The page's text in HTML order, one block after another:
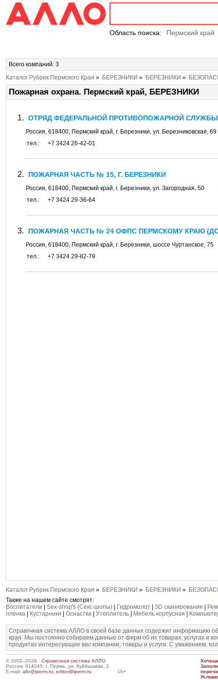
Область поиска: Пермский край
Всего компаний: 3
Каталог Рубрик Пермского Края » БЕРЕЗНИКИ » БЕРЕЗНИКИ »
Пожарная охрана. Пермский край, БЕРЕЗНИКИ
ОТРЯД ФЕДЕРАЛЬНОЙ ПРОТИВОПОЖАРНОЙ СЛУЖБЫ
Россия, 618400, Пермский край, г. Березники, ул. Березниковская, 69
тел.:
+7 3424 26-42-01
ПОЖАРНАЯ ЧАСТЬ № 15, Г. БЕРЕЗНИКИ
Россия, 618400, Пермский край, г. Березники, ул. Загородная, 50
тел.:
+7 3424 29-36-64
ПОЖАРНАЯ ЧАСТЬ № 24 ОФПС ПЕРМСКОМУ КРАЮ
Россия, 618400, Пермский край, г. Березники, шоссе Чуртанское, 75
тел.:
+7 3424 29-82-79
Каталог Рубрик Пермского Края » БЕРЕЗНИКИ » БЕРЕЗНИКИ »
Также на нашем сайте смотрят:
Воспитатели
Sex-shop's (Секс-шопы) Гидромолот 3D сканирование
пленка
Кустарники Оснастка Утеплитель Мебель корпусная
Справочная система АЛЛО в своей базе данных содержит информацию
края. Мы постоянно собираем данные от фирм об их товарах, услугах и
продуктах интересующие вас компании, товары и услуги. С уважением,
© 2002–2026 Справочная система АЛЛО
Россия, 614045, г. Пермь, ул. Куйбышева, 2
E-mail: allo@iperm.ru; editor@iperm.ru 16+